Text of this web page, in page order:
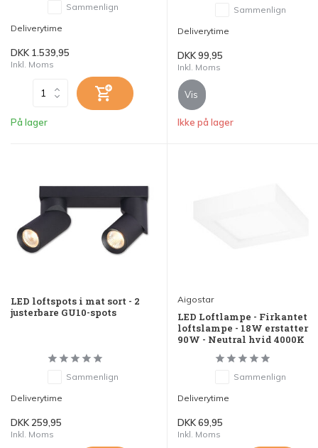
Sammenlign
Deliverytime
DKK 1.539,95
Inkl. Moms
På lager
Sammenlign
Deliverytime
DKK 99,95
Inkl. Moms
Vis
Ikke på lager
LED loftspots i mat sort - 2
justerbare GU10-spots
Sammenlign
Deliverytime
DKK 259,95
Inkl. Moms
Aigostar
LED Loftlampe - Firkantet
loftslampe - 18W erstatter
90W - Neutral hvid 4000K
Sammenlign
Deliverytime
DKK 69,95
Inkl. Moms